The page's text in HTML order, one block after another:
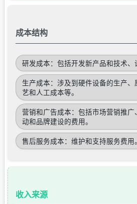
成本结构
研发成本：包括开发新产品和技术、
生产成本：涉及到硬件设备的生产
艺和人工成本等。
营销和广告成本：包括市场营销推
动和品牌建设的费用。
售后服务成本：维护和支持服务费用。
收入来源